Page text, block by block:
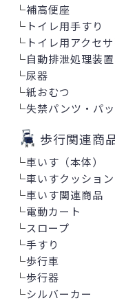
└補高便座
└ トイレ用手すり
└ トイレ用アクセサ
└自動排泄処理装置
└尿器
└紙おむつ
└失禁パンツ・パッ
歩行関連商
└車いす（本体）
└車いすクッション
└車いす関連商品
└電動カート
└スロープ
└手すり
└歩行車
└歩行器
└シルバーカー